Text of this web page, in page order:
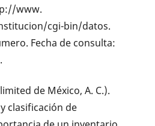
www.
cgi-bin/datos.
Fecha de consulta:
de México, A. C.).
clasificación de